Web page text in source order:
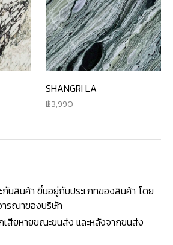
SHANGRI LA
3,990
กันสินค้า ขึ้นอยู่กับประเภทของสินค้า โดย
ารณาของบริษัท
สียหายขณะขนส่ง และหลังจากขนส่ง